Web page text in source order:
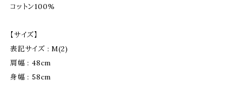
コットン100%
【サイズ】
表記サイズ : M(2)
肩幅 : 48cm
身幅 : 58cm